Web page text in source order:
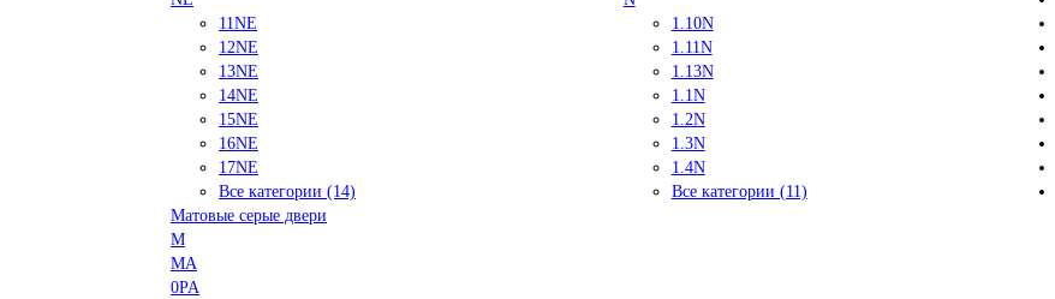
11NE
12NE
13NE
14NE
15NE
16NE
17NE
Все категории (14)
1.10N
1.11N
1.13N
1.1N
1.2N
1.3N
1.4N
Все категории (11)
Матовые серые двери
M
MA
0PA